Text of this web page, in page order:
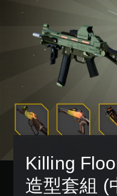
Killing
造型套組 (